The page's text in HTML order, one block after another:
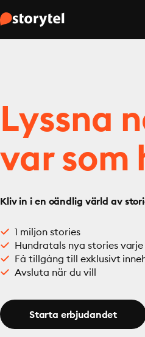
Lyssna
var som
Kliv in i en oändlig värld av
1 miljon stories
Hundratals nya stories
Få tillgång till exklusivt
Avsluta när du vill
Starta erbjudandet